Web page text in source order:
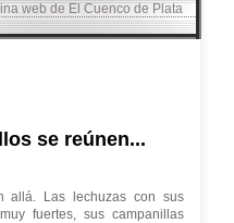
web de El Cuenco de Plata
se reúnen...
allá. Las lechuzas con sus
fuertes, sus campanillas